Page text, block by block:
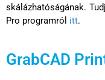
skálázhatóságának.
Pro programról itt.
GrabCAD